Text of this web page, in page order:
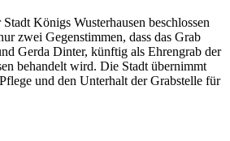
Königs Wusterhausen beschlossen
zwei Gegenstimmen, dass das Grab
Gerda Dinter, künftig als Ehrengrab der
behandelt wird. Die Stadt übernimmt
und den Unterhalt der Grabstelle für